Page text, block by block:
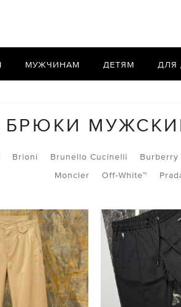
МУЖЧИНАМ ДЕТЯМ ДЛЯ
БРЮКИ МУЖСКИЕ
Brioni Brunello Cucinelli Burberry
Moncler
Off-White™